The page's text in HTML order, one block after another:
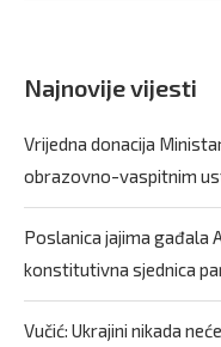
Najnovije vijesti
Vrijedna donacija
obrazovno-vaspitnim
Poslanica jajima gađala
konstitutivna sjednica
Vučić: Ukrajini nikada